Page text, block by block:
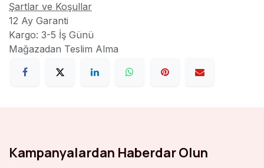
Şartlar ve Koşullar
12 Ay Garanti
Kargo: 3-5 İş Günü
Mağazadan Teslim Alma
Kampanyalardan Haberdar Olun